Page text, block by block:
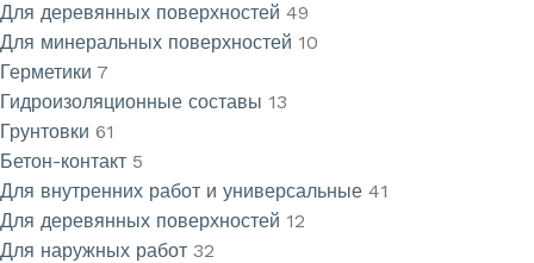
Для деревянных поверхностей 49
Для минеральных поверхностей 10
Герметики 7
Гидроизоляционные составы 13
Грунтовки 61
Бетон-контакт 5
Для внутренних работ и универсальные 41
Для деревянных поверхностей 12
Для наружных работ 32